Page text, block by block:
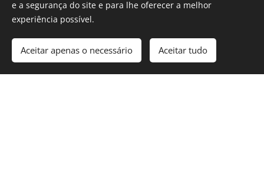
e a segurança do site e para lhe oferecer a melhor
experiência possível.
Aceitar apenas o necessário Aceitar tudo